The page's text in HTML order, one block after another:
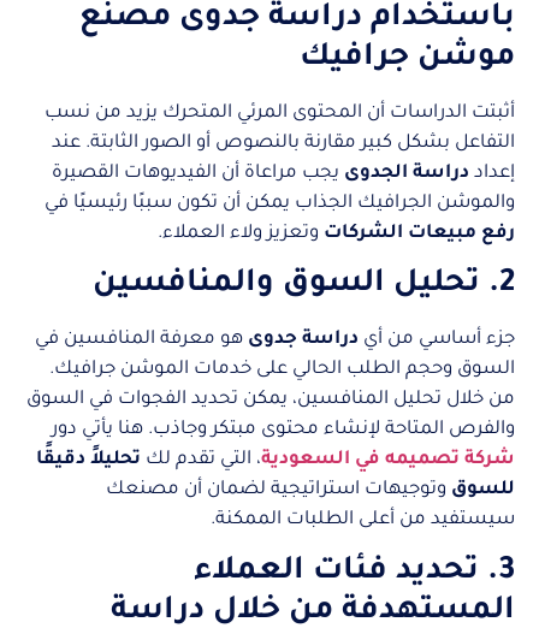
باستخدام دراسة جدوى مصنع
موشن جرافيك
أثبتت الدراسات أن المحتوى المرئي المتحرك يزيد من نسب
التفاعل بشكل كبير مقارنة بالنصوص أو الصور الثابتة. عند
إعداد دراسة الجدوى يجب مراعاة أن الفيديوهات القصيرة
والموشن الجرافيك الجذاب يمكن أن تكون سببًا رئيسيًا في
رفع مبيعات الشركات وتعزيز ولاء العملاء.
2. تحليل السوق والمنافسين
جزء أساسي من أي دراسة جدوى هو معرفة المنافسين في
السوق وحجم الطلب الحالي على خدمات الموشن جرافيك.
من خلال تحليل المنافسين، يمكن تحديد الفجوات في السوق
والفرص المتاحة لإنشاء محتوى مبتكر وجاذب. هنا يأتي دور
شركة تصميمه في السعودية، التي تقدم لك تحليلاً دقيقًا
للسوق وتوجيهات استراتيجية لضمان أن مصنعك
سيستفيد من أعلى الطلبات الممكنة.
3. تحديد فئات العملاء
المستهدفة من خلال دراسة